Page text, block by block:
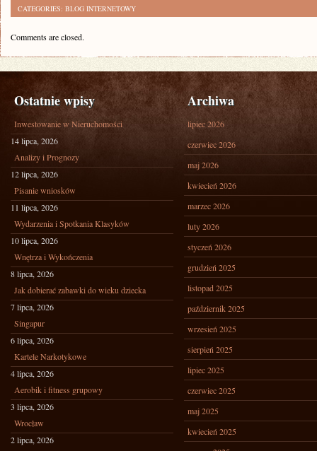
CATEGORIES: BLOG INTERNETOWY
Comments are closed.
Ostatnie wpisy
Inwestowanie w Nieruchomości
14 lipca, 2026
Analizy i Prognozy
12 lipca, 2026
Pisanie wniosków
11 lipca, 2026
Wydarzenia i Spotkania Klasyków
10 lipca, 2026
Wnętrza i Wykończenia
8 lipca, 2026
Jak dobierać zabawki do wieku dziecka
7 lipca, 2026
Singapur
6 lipca, 2026
Kartele Narkotykowe
4 lipca, 2026
Aerobik i fitness grupowy
3 lipca, 2026
Wrocław
2 lipca, 2026
Archiwa
lipiec 2026
czerwiec 2026
maj 2026
kwiecień 2026
marzec 2026
luty 2026
styczeń 2026
grudzień 2025
listopad 2025
październik 2025
wrzesień 2025
sierpień 2025
lipiec 2025
czerwiec 2025
maj 2025
kwiecień 2025